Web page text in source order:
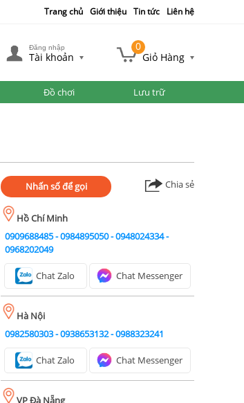
Trang chủ Giới thiệu Tin tức Liên hệ
Đăng nhập
Tài khoản
0
Giỏ Hàng
Đồ chơi Lưu trữ
Nhấn số để gọi Chia sẻ
Hồ Chí Minh
0909688485-0984895050-0948024334-
0968202049
Chat Zalo Chat Messenger
Hà Nội
0982580303-0938653132-0988323241
Chat Zalo Chat Messenger
VP Đà Nẵng